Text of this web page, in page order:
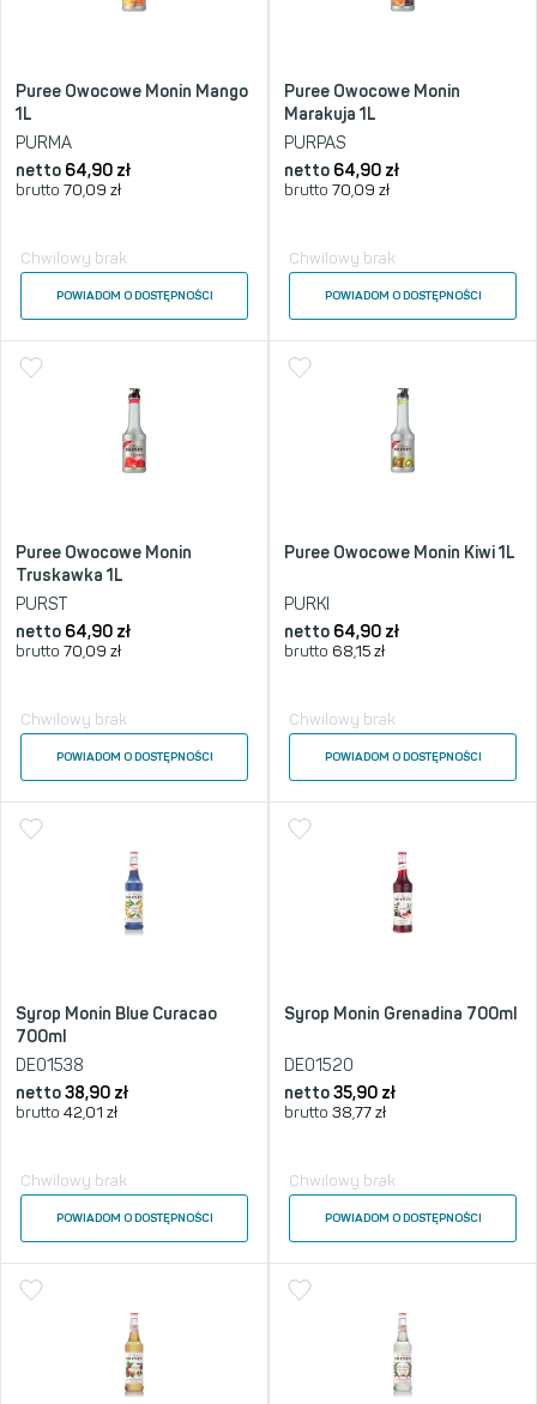
Puree Owocowe Monin Mango
1L
PURMA
netto 64,90 zł
brutto 70,09 zł
Chwilowy brak
POWIADOM O DOSTĘPNOŚCI
Puree Owocowe Monin
Marakuja 1L
PURPAS
netto 64,90 zł
brutto 70,09 zł
Chwilowy brak
POWIADOM O DOSTĘPNOŚCI
Puree Owocowe Monin
Truskawka 1L
PURST
netto 64,90 zł
brutto 70,09 zł
Chwilowy brak
POWIADOM O DOSTĘPNOŚCI
Puree Owocowe Monin Kiwi 1L
PURKI
netto 64,90 zł
brutto 68,15 zł
Chwilowy brak
POWIADOM O DOSTĘPNOŚCI
Syrop Monin Blue Curacao
700ml
DE01538
netto38,90 zł
brutto 42,01 zł
Chwilowy brak
POWIADOM O DOSTĘPNOŚCI
Syrop Monin Grenadina 700ml
DE01520
netto35,90 zł
brutto 38,77 zł
Chwilowy brak
POWIADOM O DOSTĘPNOŚCI